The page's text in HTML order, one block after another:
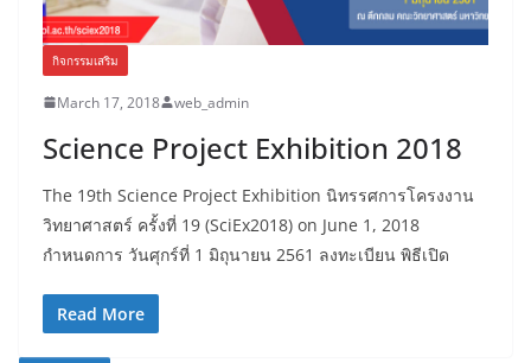
กิจกรรมเสริม
March 17, 2018 web_admin
Science Project Exhibition 2018
The 19th Science Project Exhibition นิทรรศการโครงงาน
วิทยาศาสตร์ ครั้งที่ 19 (SciEx2018) on June 1, 2018
กำหนดการ วันศุกร์ที่ 1 มิถุนายน 2561 ลงทะเบียน พิธีเปิด
Read More